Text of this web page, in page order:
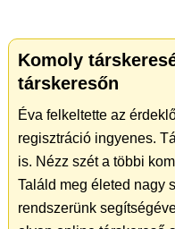
Komoly
társkeresőn
Éva felkeltette az
regisztráció ingyenes.
is. Nézz szét a többi
Találd meg életed nagy
rendszerünk